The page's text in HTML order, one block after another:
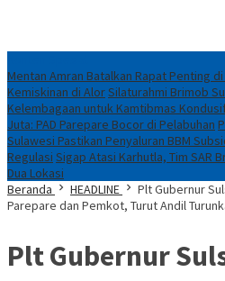
Mentan Amran Batalkan Rapat Penting
Kemiskinan di AlorSilaturahmi Brimob
Kelembagaan untuk Kamtibmas
Juta: PAD Parepare Bocor di Pelabuhan
Sulawesi Pastikan Penyaluran BBM
Regulasi Sigap Atasi Karhutla, Tim SAR
Dua Lokasi
Beranda
HEADLINE
Plt Gubernur
Parepare dan Pemkot, Turut Andil
Plt Gubernur